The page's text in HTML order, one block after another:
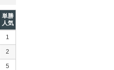
単勝
人気
1
2
5